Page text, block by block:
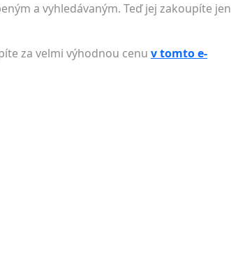
a vyhledávaným. Teď jej zakoupíte jen
za velmi výhodnou cenu v tomto e-